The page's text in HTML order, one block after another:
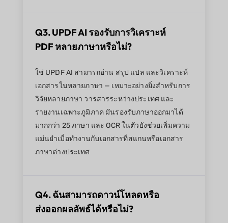
Q3. UPDF AI รองรับการวิเคราะห์
PDF หลายภาษาหรือไม่?
ใช่ UPDF AI สามารถอ่าน สรุป แปล และวิเคราะห์
เอกสารในหลายภาษา — เหมาะอย่างยิ่งสำหรับการ
วิจัยหลายภาษา วารสารระหว่างประเทศ และ
รายงานเฉพาะภูมิภาค มันรองรับภาษาออกมาได้
มากกว่า 25 ภาษา และ OCR ในตัวยังช่วยเพิ่มความ
แม่นยำเมื่อทำงานกับเอกสารที่สแกนหรือเอกสาร
ภาษาต่างประเทศ
Q4. ฉันสามารถดาวน์โหลดหรือ
ส่งออกผลลัพธ์ได้หรือไม่?